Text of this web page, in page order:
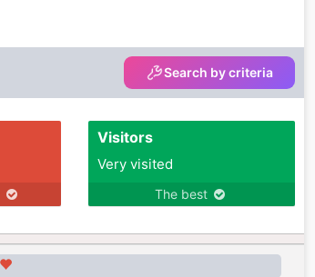
Search by criteria
Visitors
Very visited
The best